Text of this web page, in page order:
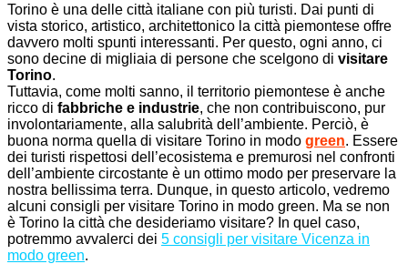
Torino è una delle città italiane con più turisti. Dai punti di
vista storico, artistico, architettonico la città piemontese offre
davvero molti spunti interessanti. Per questo, ogni anno, ci
sono decine di migliaia di persone che scelgono di visitare
Torino.
Tuttavia, come molti sanno, il territorio piemontese è anche
ricco di fabbriche e industrie, che non contribuiscono, pur
involontariamente, alla salubrità dell’ambiente. Perciò, è
buona norma quella di visitare Torino in modo green. Essere
dei turisti rispettosi dell’ecosistema e premurosi nel confronti
dell’ambiente circostante è un ottimo modo per preservare la
nostra bellissima terra. Dunque, in questo articolo, vedremo
alcuni consigli per visitare Torino in modo green. Ma se non
è Torino la città che desideriamo visitare? In quel caso,
potremmo avvalerci dei 5 consigli per visitare Vicenza in
modo green.